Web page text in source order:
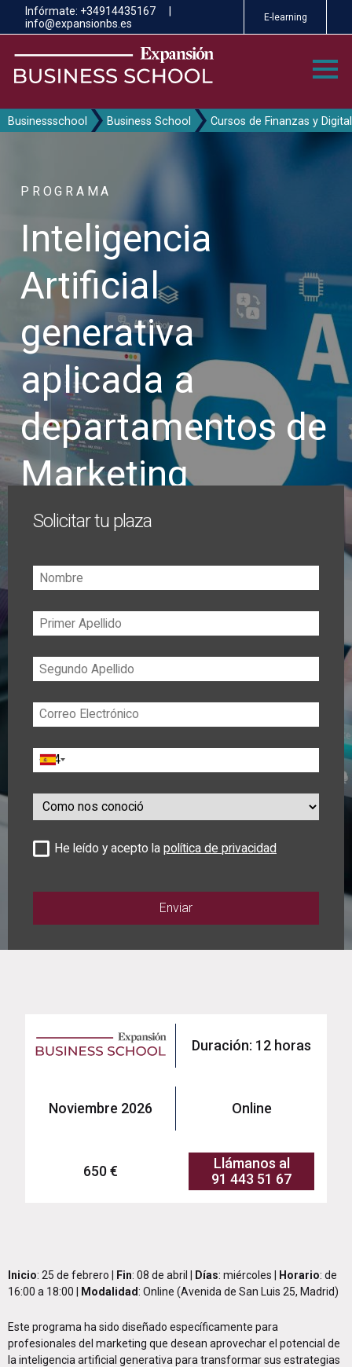
Pasar
contenido
principal
Infórmate: +34914435167
|
info@expansionbs.es
E-learning
Businessschool Business School Cursos de Finanzas y
PROGRAMA
Inteligencia
Artificial
generativa
aplicada a
departamentos de
Marketing
Solicitar tu plaza
Nombre
Primer
Apellido
Segundo
Apellido
Correo
Electrónico
Teléfono
Como
nos
He leído y acepto la política de privacidad
Duración: 12 horas
Noviembre 2026 Online
650 €
Llámanos al
91 443 51 67
Inicio: 25 de febrero | Fin: 08 de abril | Días: miércoles | Horario: de
16:00 a 18:00 |
Modalidad: Online (Avenida de San Luis 25, Madrid)
Este programa ha sido diseñado específicamente para
profesionales del marketing que desean aprovechar el potencial de
la inteligencia artificial generativa para transformar sus estrategias